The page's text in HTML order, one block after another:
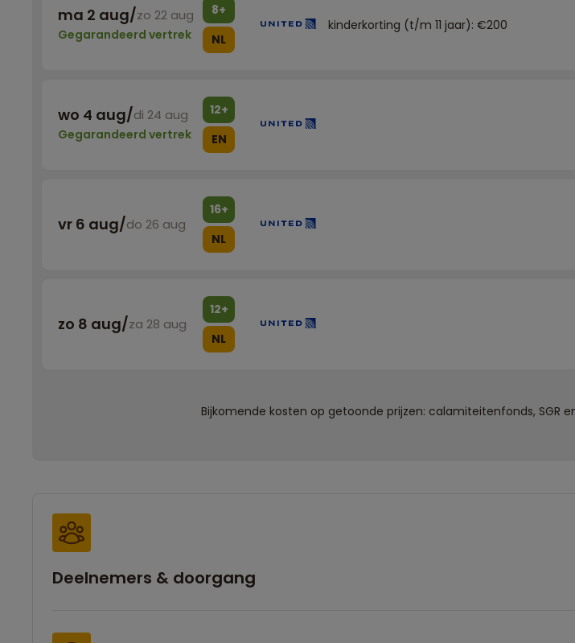
ma 2 aug/zo 22 aug
Gegarandeerd vertrek
8+
NL
kinderkorting (t/m 11 jaar): €200
wo 4 aug/di 24 aug
Gegarandeerd vertrek
12+
EN
vr 6 aug/do 26 aug
16+
NL
zo 8 aug/za 28 aug
12+
NL
Bijkomende kosten op getoonde prijzen: calamiteitenfonds, SGR
Deelnemers & doorgang